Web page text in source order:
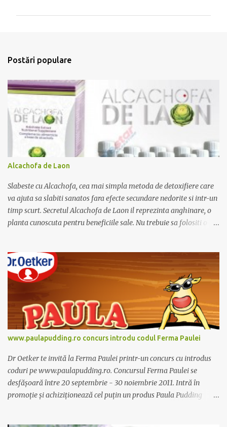
m
e
ț
u
n
c
n
a
r
u
Postări populare
Alcachofa de Laon
Slabeste cu Alcachofa, cea mai simpla metoda de detoxifiere care
va ajuta sa slabiti sanatos fara efecte secundare nedorite si intr-un
timp scurt. Secretul Alcachofa de Laon il reprezinta anghinare, o
planta cunoscuta pentru beneficiile sale. Nu trebuie sa folositi o
www.paulapudding.ro concurs introdu codul Ferma Paulei
Dr Oetker te invită la Ferma Paulei printr-un concurs cu introdus
coduri pe www.paulapudding.ro. Concursul Ferma Paulei se
desfășoară între 20 septembrie - 30 noiembrie 2011. Intră în
promoție și achiziționează cel puțin un produs Paula Pudding